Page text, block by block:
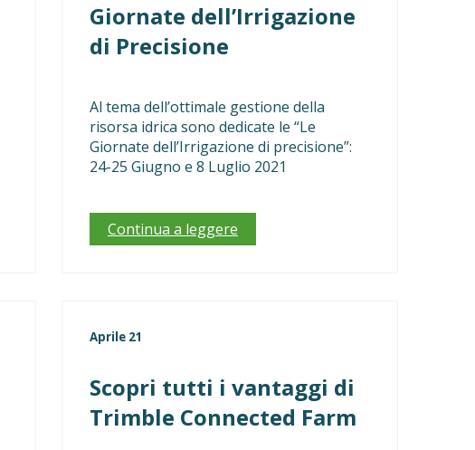
Giornate dell’Irrigazione
di Precisione
Al tema dell’ottimale gestione della
risorsa idrica sono dedicate le “Le
Giornate dell’Irrigazione di precisione”:
24-25 Giugno e 8 Luglio 2021
Continua a leggere
Aprile 21
Scopri tutti i vantaggi di
Trimble Connected Farm